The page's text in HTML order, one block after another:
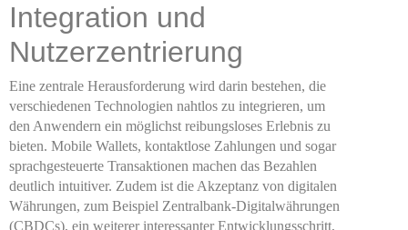
Integration und
Nutzerzentrierung
Eine zentrale Herausforderung wird darin bestehen, die
verschiedenen Technologien nahtlos zu integrieren, um
den Anwendern ein möglichst reibungsloses Erlebnis zu
bieten. Mobile Wallets, kontaktlose Zahlungen und sogar
sprachgesteuerte Transaktionen machen das Bezahlen
deutlich intuitiver. Zudem ist die Akzeptanz von digitalen
Währungen, zum Beispiel Zentralbank-Digitalwährungen
(CBDCs), ein weiterer interessanter Entwicklungsschritt,